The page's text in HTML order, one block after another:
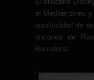
el Mediterráneo
oportunidad de
rincones de
Barcelona.